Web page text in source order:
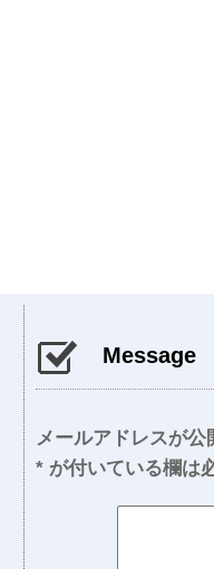
Message
メールアドレスが公
* が付いている欄は